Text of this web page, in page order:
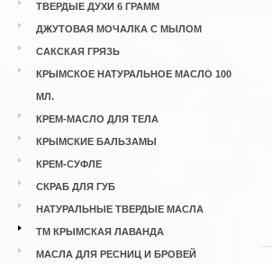
ТВЕРДЫЕ ДУХИ 6 ГРАММ
ДЖУТОВАЯ МОЧАЛКА С МЫЛОМ
САКСКАЯ ГРЯЗЬ
КРЫМСКОЕ НАТУРАЛЬНОЕ МАСЛО 100
МЛ.
КРЕМ-МАСЛО ДЛЯ ТЕЛА
КРЫМСКИЕ БАЛЬЗАМЫ
КРЕМ-СУФЛЕ
СКРАБ ДЛЯ ГУБ
НАТУРАЛЬНЫЕ ТВЕРДЫЕ МАСЛА
ТМ КРЫМСКАЯ ЛАВАНДА
МАСЛА ДЛЯ РЕСНИЦ И БРОВЕЙ